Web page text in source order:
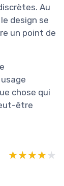
Au
design se
un point de
chose qui
être
★★★★★
★★★★★